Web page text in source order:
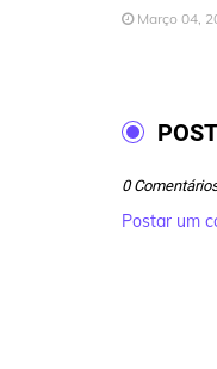
Março 04,
0
Postar um